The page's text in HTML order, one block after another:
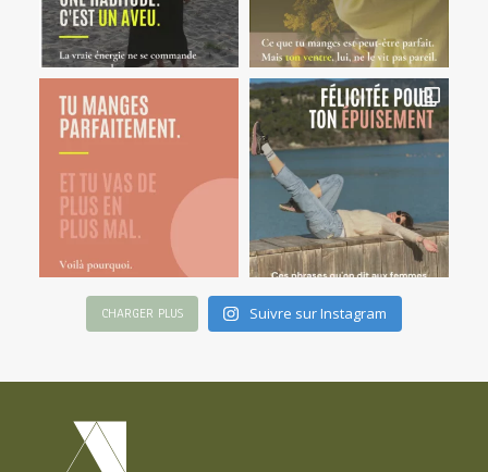
CHARGER PLUS Suivre sur Instagram